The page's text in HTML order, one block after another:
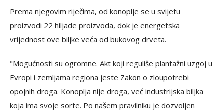
Prema njegovim riječima, od konoplje se u svijetu
proizvodi 22 hiljade proizvoda, dok je energetska
vrijednost ove biljke veća od bukovog drveta.
"Mogućnosti su ogromne. Akt koji reguliše plantažni uzgoj u
Evropi i zemljama regiona jeste Zakon o zloupotrebi
opojnih droga. Konoplja nije droga, već industrijska biljka
koja ima svoje sorte. Po našem pravilniku je dozvoljen